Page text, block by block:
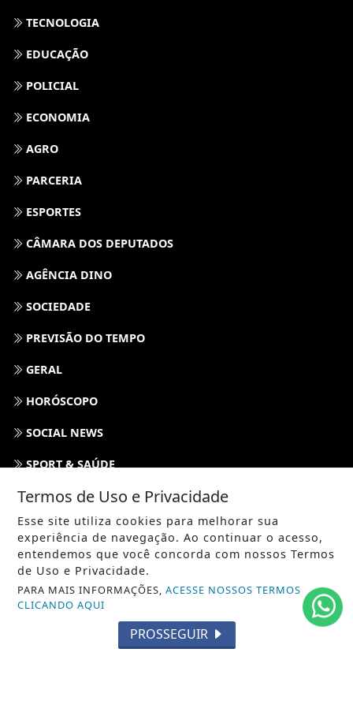
TECNOLOGIA
EDUCAÇÃO
POLICIAL
ECONOMIA
AGRO
PARCERIA
ESPORTES
CÂMARA DOS DEPUTADOS
AGÊNCIA DINO
SOCIEDADE
PREVISÃO DO TEMPO
GERAL
HORÓSCOPO
SOCIAL NEWS
SPORT & SAÚDE
INÍCIO
SOBRE
TERMOS DE USO E PRIVACIDADE
Termos de Uso e Privacidade
Esse site utiliza cookies para melhorar sua
experiência de navegação. Ao continuar o acesso,
entendemos que você concorda com nossos Termos
de Uso e Privacidade.
PARA MAIS INFORMAÇÕES,ACESSE NOSSOS TERMOS
CLICANDO AQUI
PROSSEGUIR